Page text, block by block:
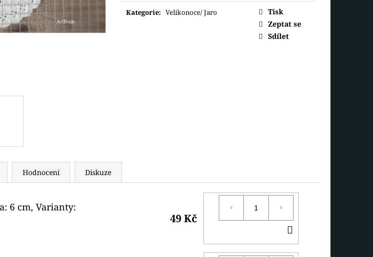
cena:
Kategorie: Velikonoce/ Jaro
Tisk
Zeptat se
Sdílet
Hodnocení Diskuze
6 cm, Varianty:
49 Kč
KOŠÍKU
S ČEPICÍ
VYKRAJOVÁTKO SANTA A PANÍ
SANTOVÁ